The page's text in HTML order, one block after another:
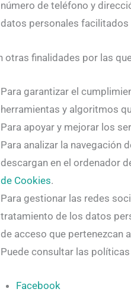
número de teléfono y
datos personales facilitados
otras finalidades por las
Para garantizar el
herramientas y algoritmos
Para apoyar y mejorar los
Para analizar la navegación
descargan en el ordenador
de Cookies.
Para gestionar las redes
tratamiento de los datos
de acceso que pertenezcan
Puede consultar las
Facebook